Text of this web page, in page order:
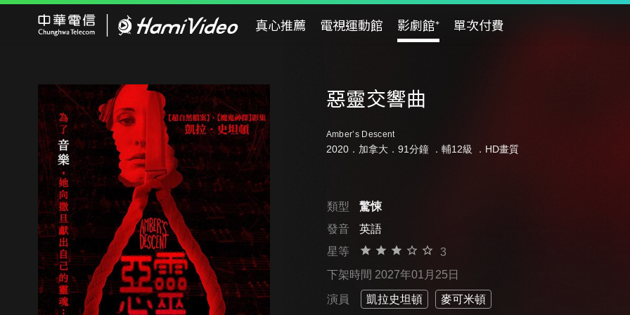
真心推薦 電視運動館 影劇館⁺ 單次付費
惡靈交響曲
Amber’s Descent
2020．加拿大．91分鐘 ． 輔12級 ．HD畫質
類型
驚悚
發音
英語
星等
3
下架時間 2027年01月25日
演員 凱拉史坦頓 麥可米頓